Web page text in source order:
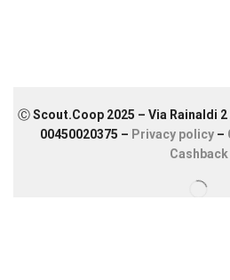
Ⓒ Scout.Coop 2025 – Via Rainaldi 2
00450020375 – Privacy policy –
Cashback